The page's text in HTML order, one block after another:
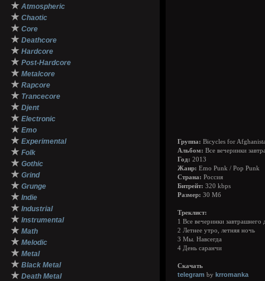
★ Atmospheric
★ Chaotic
★ Core
★ Deathcore
★ Hardcore
★ Post-Hardcore
★ Metalcore
★ Rapcore
★ Trancecore
★ Djent
★ Electronic
★ Emo
★ Experimental
★ Folk
★ Gothic
★ Grind
★ Grunge
★ Indie
★ Industrial
★ Instrumental
★ Math
★ Melodic
★ Metal
★ Black Metal
★ Death Metal
Группа: Bicycles for
Альбом: Все вечеринки
Год: 2013
Жанр: Emo Punk / Pop Punk
Страна: Россия
Битрейт: 320 kbps
Размер: 30 Мб
Треклист:
1 Все вечеринки завтрашнего
2 Летнее утро, летняя ночь
3 Мы. Навсегда
4 День саранчи
Скачать
telegram by krromanka